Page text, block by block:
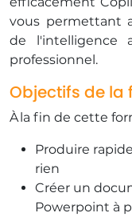
vous permettant
de l'intelligence
professionnel.
Objectifs de la
​​À la fin de cette
Produire
rien
​​Créer un
Powerpoint à